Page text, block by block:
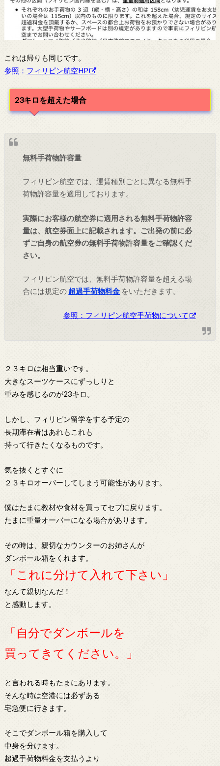
これは帰りも同じです。
参照： フィリピン航空HP
23キロを超えた場合
無料手荷物許容量
フィリピン航空では、運賃種別ごとに異なる無料手
荷物許容量を適用しております。
実際にお客様の航空券に適用される無料手荷物許容
量は、航空券面上に記載されます。ご出発の前に必
ずご自身の航空券の無料手荷物許容量をご確認くだ
さい。
フィリピン航空では、無料手荷物許容量を超える場
合には規定の 超過手荷物料金 をいただきます。
参照：フィリピン航空手荷物について
２３キロは相当重いです。
大きなスーツケースにずっしりと
重みを感じるのが23キロ。
しかし、フィリピン留学をする予定の
長期滞在者はあれもこれも
持って行きたくなるものです。
気を抜くとすぐに
２３キロオーバーしてしまう可能性があります。
僕はたまに教材や食材を買ってセブに戻ります。
たまに重量オーバーになる場合があります。
その時は、親切なカウンターのお姉さんが
ダンボール箱をくれます。
「これに分けて入れて下さい」
なんて親切なんだ！
と感動します。
「自分でダンボールを
買ってきてください。」
と言われる時もたまにあります。
そんな時は空港には必ずある
宅急便に行きます。
そこでダンボール箱を購入して
中身を分けます。
超過手荷物料金を支払うより